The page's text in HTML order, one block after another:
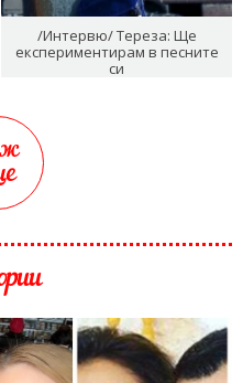
/Интервю/ Тереза: Ще
експериментирам в песните
си